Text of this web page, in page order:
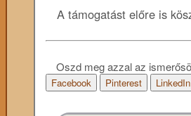
A támogatást előre is
Oszd meg azzal az
Facebook Pinterest LinkedIn